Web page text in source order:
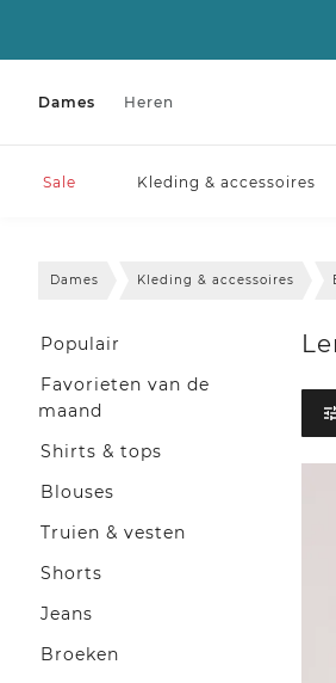
Dames Heren
Sale Kleding & accessoires
Dames Kleding & accessoires
Populair
Favorieten van de
maand
Shirts & tops
Blouses
Truien & vesten
Shorts
Jeans
Broeken